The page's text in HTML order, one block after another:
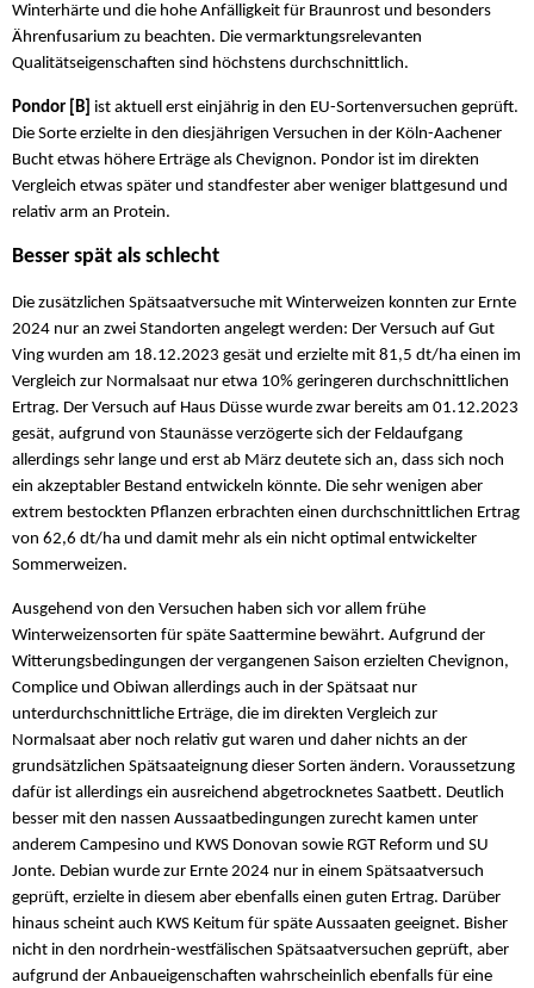
Winterhärte und die hohe Anfälligkeit für Braunrost und besonders
Ährenfusarium zu beachten. Die vermarktungsrelevanten
Qualitätseigenschaften sind höchstens durchschnittlich.
Pondor [B] ist aktuell erst einjährig in den EU-Sortenversuchen geprüft.
Die Sorte erzielte in den diesjährigen Versuchen in der Köln-Aachener
Bucht etwas höhere Erträge als Chevignon. Pondor ist im direkten
Vergleich etwas später und standfester aber weniger blattgesund und
relativ arm an Protein.
Besser spät als schlecht
Die zusätzlichen Spätsaatversuche mit Winterweizen konnten zur Ernte
2024 nur an zwei Standorten angelegt werden: Der Versuch auf Gut
Ving wurden am 18.12.2023 gesät und erzielte mit 81,5 dt/ha einen im
Vergleich zur Normalsaat nur etwa 10% geringeren durchschnittlichen
Ertrag. Der Versuch auf Haus Düsse wurde zwar bereits am 01.12.2023
gesät, aufgrund von Staunässe verzögerte sich der Feldaufgang
allerdings sehr lange und erst ab März deutete sich an, dass sich noch
ein akzeptabler Bestand entwickeln könnte. Die sehr wenigen aber
extrem bestockten Pflanzen erbrachten einen durchschnittlichen Ertrag
von 62,6 dt/ha und damit mehr als ein nicht optimal entwickelter
Sommerweizen.
Ausgehend von den Versuchen haben sich vor allem frühe
Winterweizensorten für späte Saattermine bewährt. Aufgrund der
Witterungsbedingungen der vergangenen Saison erzielten Chevignon,
Complice und Obiwan allerdings auch in der Spätsaat nur
unterdurchschnittliche Erträge, die im direkten Vergleich zur
Normalsaat aber noch relativ gut waren und daher nichts an der
grundsätzlichen Spätsaateignung dieser Sorten ändern. Voraussetzung
dafür ist allerdings ein ausreichend abgetrocknetes Saatbett. Deutlich
besser mit den nassen Aussaatbedingungen zurecht kamen unter
anderem Campesino und KWS Donovan sowie RGT Reform und SU
Jonte. Debian wurde zur Ernte 2024 nur in einem Spätsaatversuch
geprüft, erzielte in diesem aber ebenfalls einen guten Ertrag. Darüber
hinaus scheint auch KWS Keitum für späte Aussaaten geeignet. Bisher
nicht in den nordrhein-westfälischen Spätsaatversuchen geprüft, aber
aufgrund der Anbaueigenschaften wahrscheinlich ebenfalls für eine